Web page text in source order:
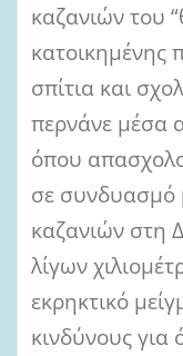
καζανιών του
κατοικημένης
σπίτια και
περνάνε μέσα
όπου
σε συνδυασμό
καζανιών στη
λίγων
εκρηκτικό
κινδύνους για